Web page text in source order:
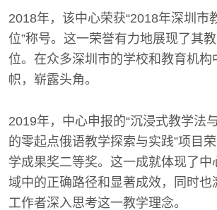
2018年，该中心荣获“2018年深圳市
位”称号。这一荣誉有力地展现了其
位。在众多深圳市的学校和教育机构
帜，崭露头角。
2019年，中心申报的“沉浸式教学法
的零起点俄语教学探索与实践”项目
学成果奖二等奖。这一成就体现了中
域中的正确路径和显著成效，同时也
工作者深入思考这一教学理念。